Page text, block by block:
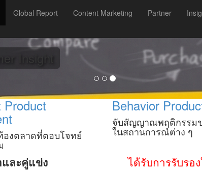
Global Report Content Marketing Partner
ทุกกลุ่ม
Insight
Product
องตลาดที่ตอบโจทย์
Behavior
จับสัญญาณพฤติกรรม
ในสถานการณ์ต่าง ๆ
และคู่แข่ง
ได้รับการรับรอ